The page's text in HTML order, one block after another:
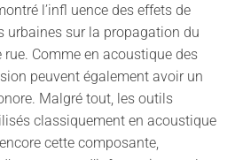
l’infl uence des effets de
urbaines sur la propagation du
Comme en acoustique des
peuvent également avoir un
Malgré tout, les outils
classiquement en acoustique
cette composante,